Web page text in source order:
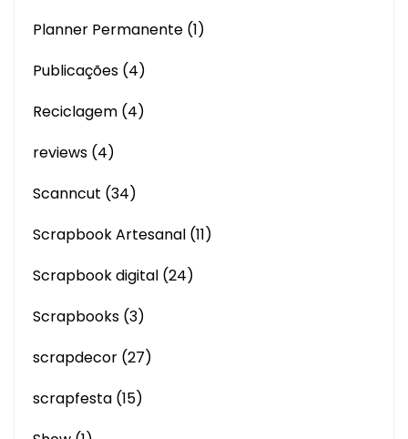
Planner Permanente (1)
Publicações (4)
Reciclagem (4)
reviews (4)
Scanncut (34)
Scrapbook Artesanal (11)
Scrapbook digital (24)
Scrapbooks (3)
scrapdecor (27)
scrapfesta (15)